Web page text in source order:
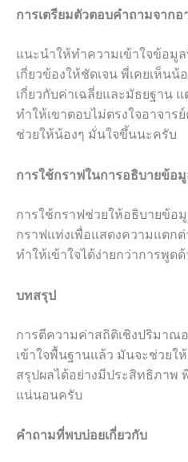
การเตรียมตัวตอบคำถามจากอ
แนะนำให้ทำความเข้าใจข้อมู
เกี่ยวข้องให้ชัดเจน พี่เคยเห็น
เกี่ยวกับค่าเฉลี่ยและมัธยฐาน
ทำให้เขาตอบไม่ตรงใจอาจาร
ช่วยให้น้องๆ มั่นใจขึ้นนะครับ
การใช้กราฟในการอธิบายข้อ
การใช้กราฟช่วยให้อธิบายข้อ
กราฟแท่งเพื่อแสดงความแตก
ทำให้เข้าใจได้ง่ายกว่าการพูดด้
บทสรุป
การตีความค่าสถิติเชิงปริมาณ
เข้าใจพื้นฐานแล้ว มันจะช่วยใ
สรุปผลได้อย่างมีประสิทธิภาพ
แน่นอนครับ
คำถามที่พบบ่อยเกี่ยวกับ